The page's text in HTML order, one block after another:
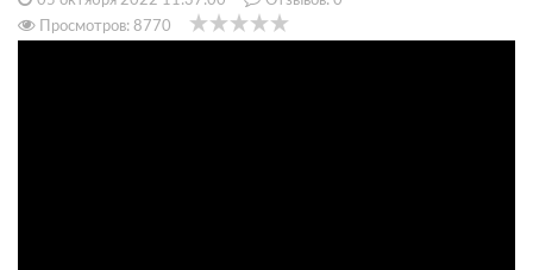
Просмотров: 8770